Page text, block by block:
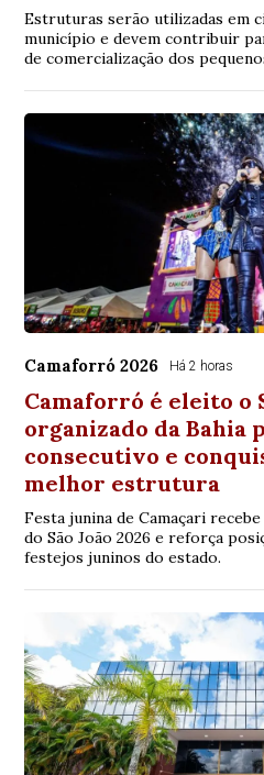
Estruturas serão utilizadas em
município e devem contribuir
de comercialização dos
Camaforró 2026 Há 2 horas
Camaforró é eleito o
organizado da Bahia
consecutivo e
melhor estrutura
Festa junina de Camaçari
do São João 2026 e reforça
festejos juninos do estado.